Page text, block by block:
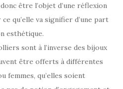
être l’objet d’une réflexion
qu’elle va signifier d’une part
esthétique.
sont à l’inverse des bijoux
être offerts à différentes
femmes, qu’elles soient